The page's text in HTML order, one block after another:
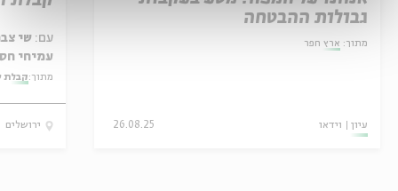
גבולות ההבטחה
מתוך: ארץ חפר
עיון וידאו 26.08.25
עם: שי
עמיחי
מתוך: קבלת
ירושלים